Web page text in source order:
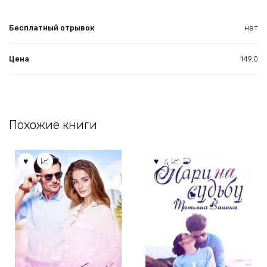
Бесплатный отрывок нет
Цена 149.0
Похожие книги